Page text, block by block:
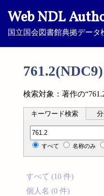
Web NDL
国立国会図書館典拠データ
検索対象：著作の
キーワード検索
分類記号検索
すべて 名称のみ
すべて (10 件)
個人名 (0 件)